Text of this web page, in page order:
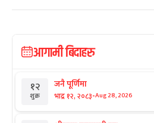
आगामी बिदाहरु
१२
शुक्र
जनै पूर्णिमा
भाद्र १२, २०८३-Aug 28, 2026